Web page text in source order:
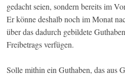
gedacht seien, sondern bereits im
Er könne deshalb noch im Monat
über das dadurch gebildete
Freibetrags verfügen.
Solle mithin ein Guthaben, das aus